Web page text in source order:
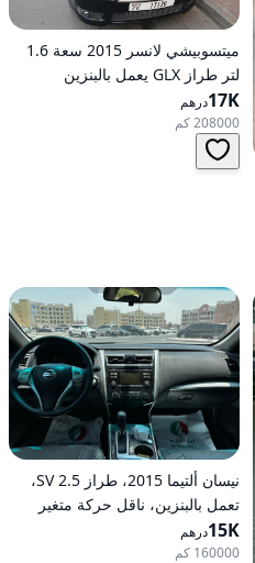
ميتسوبيشي لانسر 2015 سعة 1.6
لتر طراز GLX يعمل بالبنزين
وأوتوماتيكي بدفع أمامي
17Kدرهم
208000 كم
نيسان ألتيما 2015، طراز 2.5 SV،
تعمل بالبنزين، ناقل حركة متغير
مستمر (CVT)، دفع أمامي
15Kدرهم
160000 كم